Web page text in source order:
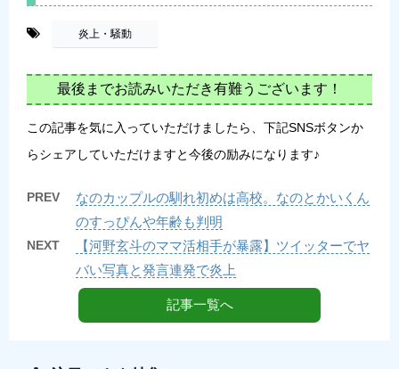
炎上・騒動
最後までお読みいただき有難うございます！
この記事を気に入っていただけましたら、下記SNSボタンか
らシェアしていただけますと今後の励みになります♪
PREV
なのカップルの馴れ初めは高校。なのとかいくん
のすっぴんや年齢も判明
NEXT
【河野玄斗のママ活相手が暴露】ツイッターでヤ
バい写真と発言連発で炎上
記事一覧へ